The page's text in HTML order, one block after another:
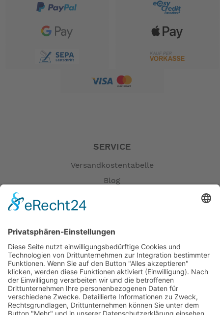
Bitte beachten Sie: Gulper® 220 ist nicht zum
gehören nicht zum Leistungsumfang. --
SERVICE
Versandkostentabelle
Blog
Versandpartner
Verfügbarkeiten
Zahlung und Versand
Datenschutz